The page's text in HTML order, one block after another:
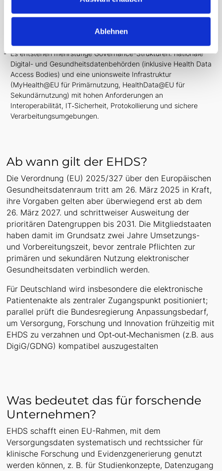
Ablehnen
Governance Act, Data Act und NIS‑Regelungen auf und
Gesundheitsdaten, wobei datenschutzrechtliche
Anforderungen kumulativ weitergelten.
Es entstehen mehrstufige Governance-Strukturen: nationale
Digital- und Gesundheitsdatenbehörden (inklusive Health Data
Access Bodies) und eine unionsweite Infrastruktur
(MyHealth@EU für Primärnutzung, HealthData@EU für
Sekundärnutzung) mit hohen Anforderungen an
Interoperabilität, IT‑Sicherheit, Protokollierung und sichere
Verarbeitungsumgebungen.
Ab wann gilt der EHDS?
Die Verordnung (EU) 2025/327 über den Europäischen
Gesundheitsdatenraum tritt am 26. März 2025 in Kraft,
ihre Vorgaben gelten aber überwiegend erst ab dem
26. März 2027. und schrittweiser Ausweitung der
prioritären Datengruppen bis 2031. Die Mitgliedstaaten
haben damit im Grundsatz zwei Jahre Umsetzungs-
und Vorbereitungszeit, bevor zentrale Pflichten zur
primären und sekundären Nutzung elektronischer
Gesundheitsdaten verbindlich werden.
Für Deutschland wird insbesondere die elektronische
Patientenakte als zentraler Zugangspunkt positioniert;
parallel prüft die Bundesregierung Anpassungsbedarf,
um Versorgung, Forschung und Innovation frühzeitig mit
EHDS zu verzahnen und Opt‑out‑Mechanismen (z.B. aus
DigiG/GDNG) kompatibel auszugestalten
Was bedeutet das für forschende
Unternehmen?
EHDS schafft einen EU-Rahmen, mit dem
Versorgungsdaten systematisch und rechtssicher für
klinische Forschung und Evidenzgenerierung genutzt
werden können, z. B. für Studienkonzepte, Datenzugang